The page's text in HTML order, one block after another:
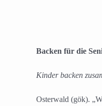
Backen für die
Kinder backen
Osterwald (gök).